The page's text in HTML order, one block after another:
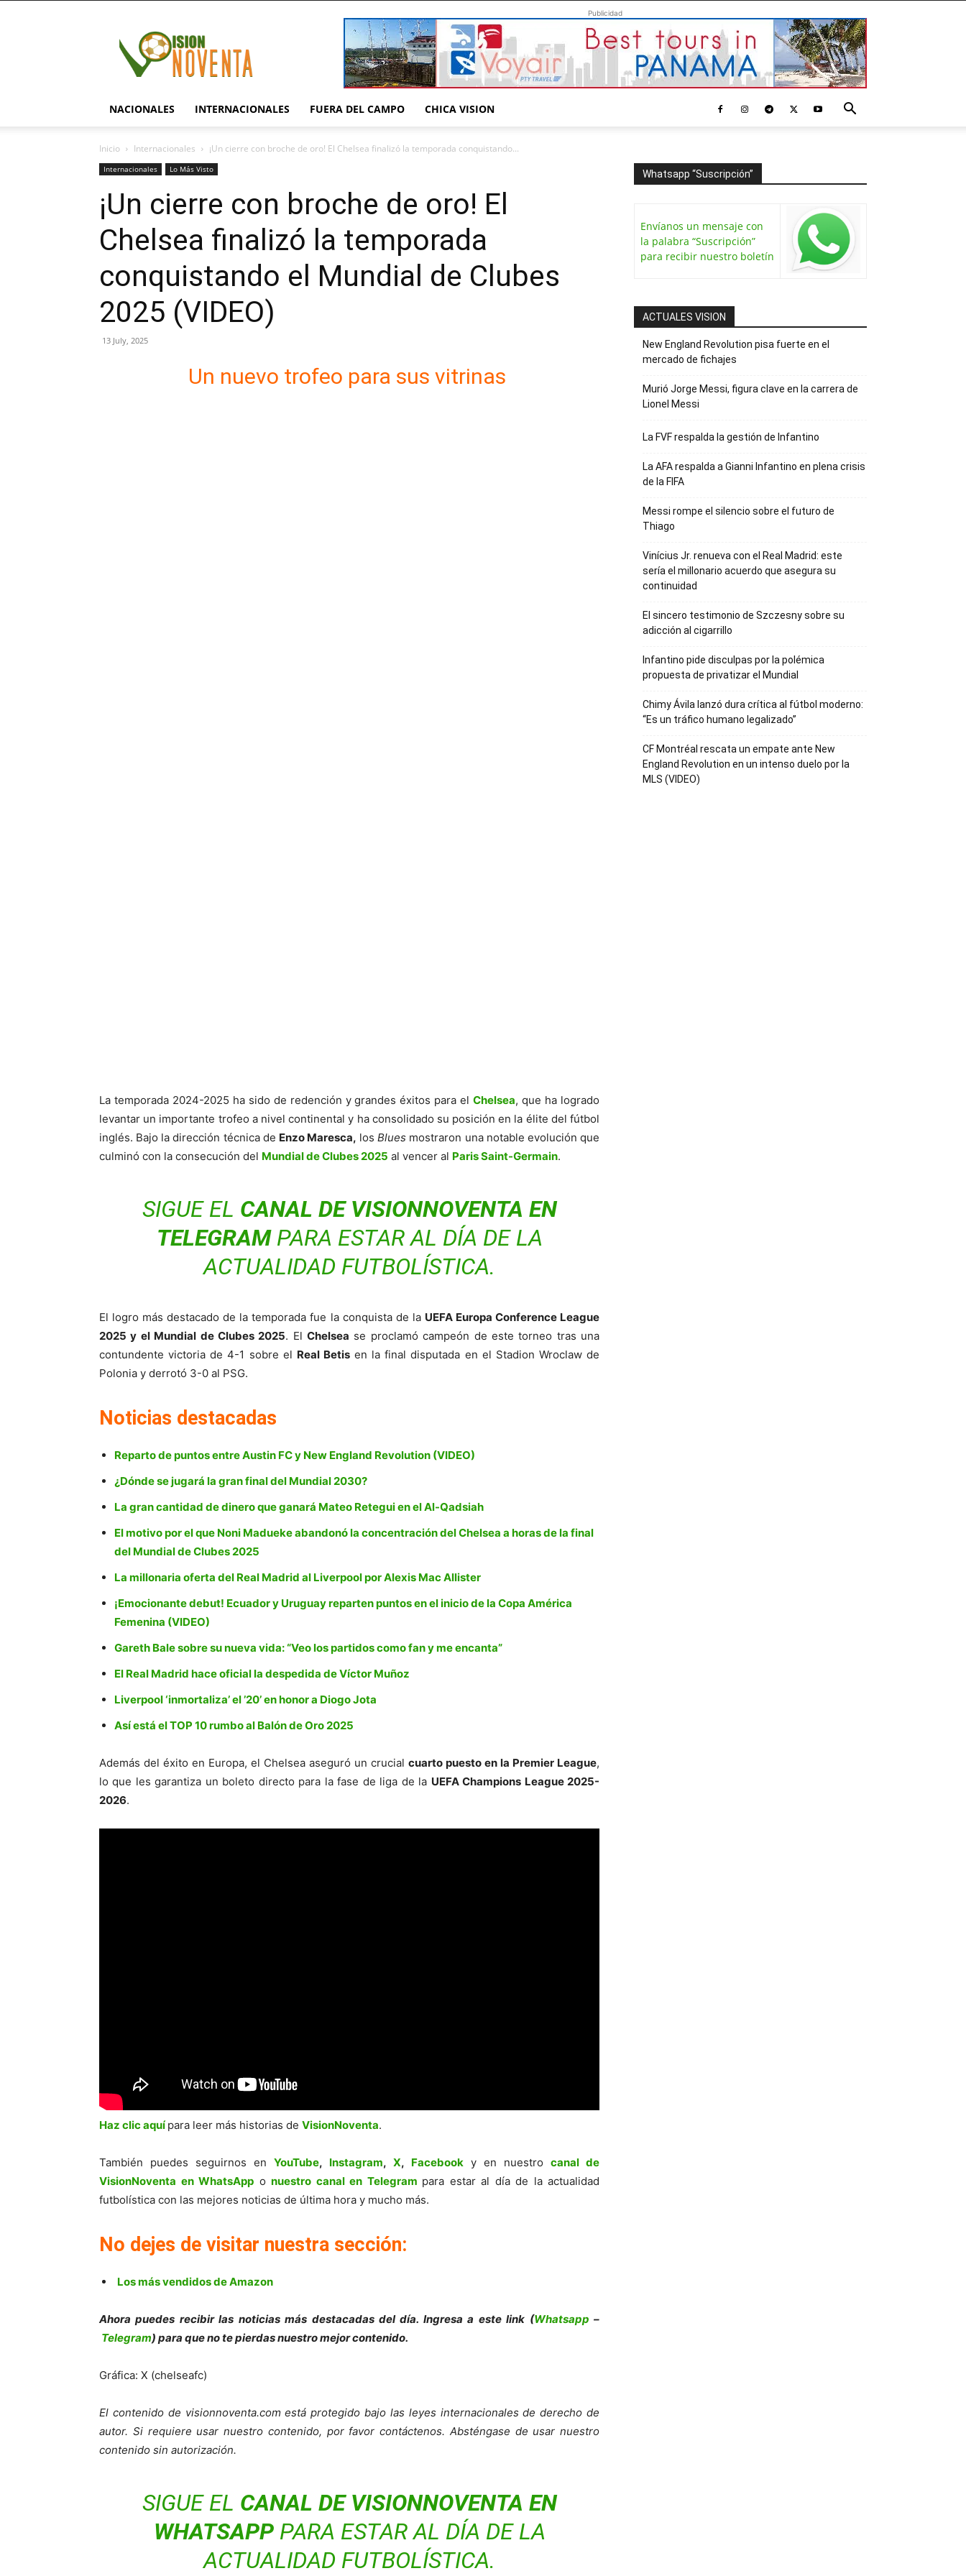
Publicidad
NACIONALES INTERNACIONALES FUERA DEL CAMPO CHICA VISION
Inicio Internacionales ¡Un cierre con broche de oro! El Chelsea finalizó la temporada conquistando...
Internacionales Lo Más Visto
¡Un cierre con broche de oro! El
Chelsea finalizó la temporada
conquistando el Mundial de Clubes
2025 (VIDEO)
13 July, 2025
Un nuevo trofeo para sus vitrinas
La temporada 2024-2025 ha sido de redención y grandes éxitos para elChelsea, que ha logrado
levantar un importante trofeo a nivel continental y ha consolidado su posición en la élite del fútbol
inglés. Bajo la dirección técnica de Enzo Maresca, losBlues mostraron una notable evolución que
culminó con la consecución del Mundial de Clubes 2025 al vencer al Paris Saint-Germain.
SIGUE EL CANAL DE VISIONNOVENTA EN
TELEGRAM PARA ESTAR AL DÍA DE LA
ACTUALIDAD FUTBOLÍSTICA.
El logro más destacado de la temporada fue la conquista de la UEFA Europa Conference League
2025 y el Mundial de Clubes 2025. El Chelsea se proclamó campeón de este torneo tras una
contundente victoria de 4-1 sobre el Real Betisen la final disputada en el Stadion Wroclaw de
Polonia y derrotó 3-0 al PSG.
Noticias destacadas
Reparto de puntos entre Austin FC y New England Revolution (VIDEO)
¿Dónde se jugará la gran final del Mundial 2030?
La gran cantidad de dinero que ganará Mateo Retegui en el Al-Qadsiah
El motivo por el que Noni Madueke abandonó la concentración del Chelsea a horas de la final
del Mundial de Clubes 2025
La millonaria oferta del Real Madrid al Liverpool por Alexis Mac Allister
¡Emocionante debut! Ecuador y Uruguay reparten puntos en el inicio de la Copa América
Femenina (VIDEO)
Gareth Bale sobre su nueva vida: “Veo los partidos como fan y me encanta”
El Real Madrid hace oficial la despedida de Víctor Muñoz
Liverpool ‘inmortaliza’ el ’20’ en honor a Diogo Jota
Así está el TOP 10 rumbo al Balón de Oro 2025
Además del éxito en Europa, el Chelsea aseguró un crucial cuarto puesto en la Premier League,
lo que les garantiza un boleto directo para la fase de liga de la UEFA Champions League 2025-
2026.
Haz clic aquí para leer más historias de VisionNoventa.
También puedes seguirnos en YouTube, Instagram, X, Facebook y en nuestro canal de
VisionNoventa en WhatsApp o nuestro canal en Telegram para estar al día de la actualidad
futbolística con las mejores noticias de última hora y mucho más.
No dejes de visitar nuestra sección:
Los más vendidos de Amazon
Ahora puedes recibir las noticias más destacadas del día. Ingresa a este link (Whatsapp –
Telegram) para que no te pierdas nuestro mejor contenido.
Gráfica: X (chelseafc)
El contenido de visionnoventa.com está protegido bajo las leyes internacionales de derecho de
autor. Si requiere usar nuestro contenido, por favor contáctenos. Absténgase de usar nuestro
contenido sin autorización.
SIGUE EL CANAL DE VISIONNOVENTA EN
WHATSAPPPARA ESTAR AL DÍA DE LA
ACTUALIDAD FUTBOLÍSTICA.
Whatsapp “Suscripción”
Envíanos un mensaje con
la palabra “Suscripción”
para recibir nuestro boletín
ACTUALES VISION
New England Revolution pisa fuerte en el
mercado de fichajes
Murió Jorge Messi, figura clave en la carrera de
Lionel Messi
La FVF respalda la gestión de Infantino
La AFA respalda a Gianni Infantino en plena crisis
de la FIFA
Messi rompe el silencio sobre el futuro de
Thiago
Vinícius Jr. renueva con el Real Madrid: este
sería el millonario acuerdo que asegura su
continuidad
El sincero testimonio de Szczesny sobre su
adicción al cigarrillo
Infantino pide disculpas por la polémica
propuesta de privatizar el Mundial
Chimy Ávila lanzó dura crítica al fútbol moderno:
“Es un tráfico humano legalizado”
CF Montréal rescata un empate ante New
England Revolution en un intenso duelo por la
MLS (VIDEO)